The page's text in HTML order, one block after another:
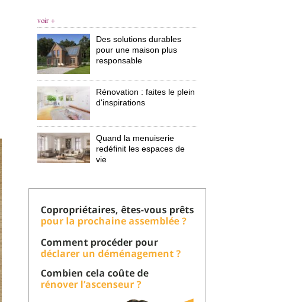
voir +
Des solutions durables
pour une maison plus
responsable
Rénovation : faites le plein
d'inspirations
Quand la menuiserie
redéfinit les espaces de
vie